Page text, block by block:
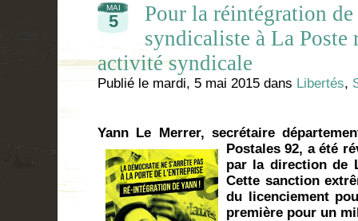
MAI
5
Pour la réintégration
syndicaliste à La Poste
activité syndicale
Publié le mardi, 5 mai 2015 dans Libertés,
Yann Le Merrer, secrétaire
Postales 92, a été
par la direction de
Cette sanction
du licenciement
première pour un